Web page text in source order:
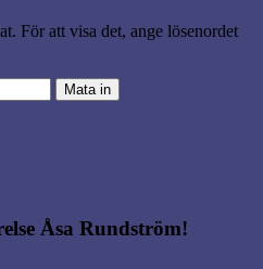
För att visa det, ange lösenordet
Åsa Rundström!